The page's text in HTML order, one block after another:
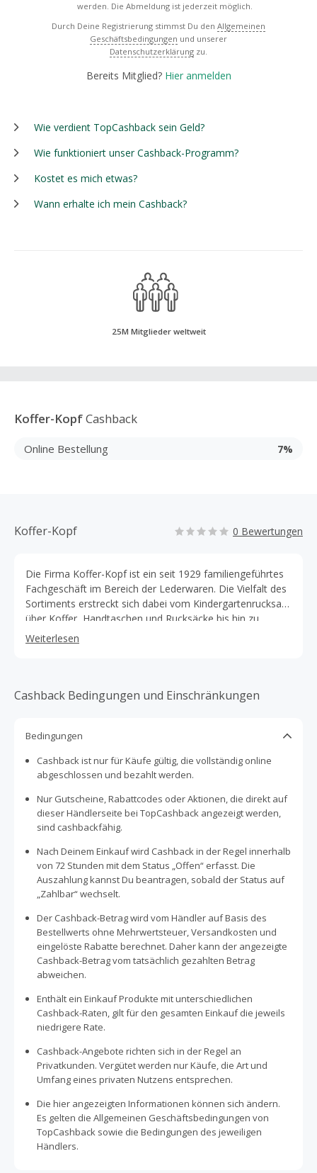
werden. Die Abmeldung ist jederzeit möglich.
Durch Deine Registrierung stimmst Du den Allgemeinen
Geschäftsbedingungen und unserer
Datenschutzerklärung zu.
Bereits Mitglied? Hier anmelden
Wie verdient TopCashback sein Geld?
Wie funktioniert unser Cashback-Programm?
Kostet es mich etwas?
Wann erhalte ich mein Cashback?
25M Mitglieder weltweit
Koffer-KopfCashback
Online Bestellung 7%
Koffer-Kopf 0 Bewertungen
Die Firma Koffer-Kopf ist ein seit 1929 familiengeführtes
Fachgeschäft im Bereich der Lederwaren. Die Vielfalt des
Sortiments erstreckt sich dabei vom Kindergartenrucksack
über Koffer, Handtaschen und Rucksäcke bis hin zu
Aktentaschen und Schulranzen. Durch langjährige
Expertise im Bereich der Lederwaren vertrauen nicht nur
Horizn Studios und Got Bag auf die Produktqualität.
Weiterlesen
Cashback Bedingungen und Einschränkungen
Bedingungen
Cashback ist nur für Käufe gültig, die vollständig online
abgeschlossen und bezahlt werden.
Nur Gutscheine, Rabattcodes oder Aktionen, die direkt auf
dieser Händlerseite bei TopCashback angezeigt werden,
sind cashbackfähig.
Nach Deinem Einkauf wird Cashback in der Regel innerhalb
von 72 Stunden mit dem Status „Offen“ erfasst. Die
Auszahlung kannst Du beantragen, sobald der Status auf
„Zahlbar“ wechselt.
Der Cashback-Betrag wird vom Händler auf Basis des
Bestellwerts ohne Mehrwertsteuer, Versandkosten und
eingelöste Rabatte berechnet. Daher kann der angezeigte
Cashback-Betrag vom tatsächlich gezahlten Betrag
abweichen.
Enthält ein Einkauf Produkte mit unterschiedlichen
Cashback-Raten, gilt für den gesamten Einkauf die jeweils
niedrigere Rate.
Cashback-Angebote richten sich in der Regel an
Privatkunden. Vergütet werden nur Käufe, die Art und
Umfang eines privaten Nutzens entsprechen.
Die hier angezeigten Informationen können sich ändern.
Es gelten die Allgemeinen Geschäftsbedingungen von
TopCashback sowie die Bedingungen des jeweiligen
Händlers.